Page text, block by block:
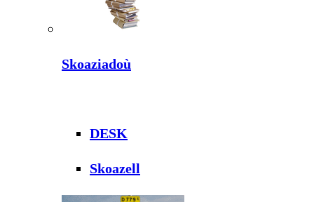
Skoaziadoù
DESK
Skoazell